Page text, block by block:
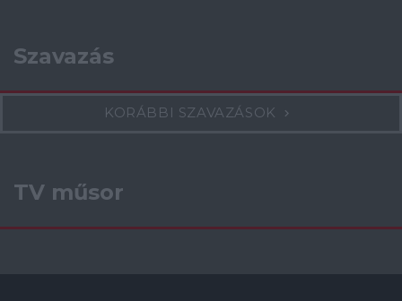
Szavazás
KORÁBBI SZAVAZÁSOK
TV műsor